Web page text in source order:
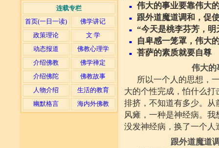
连载专栏
首页(一日一读)
佛学讲记
政策理论
文 学
动态报道
佛教心理学
介绍佛教
佛学禅定
介绍佛陀
佛教故事
人物介绍
生活的教育
幽默格言
海内外佛教
■ 伟大的事业要靠伟大
■ 跟外道魔道调和，促
■ “今天是桃李芬芳，明
■ 自卑感一笼罩，伟大
■
菩萨的素质就要自尊
伟大的
所以一个人的思想，
大的个性完成，怕什么
排挤，不知道有多少。
风瘫，一种是神经病。
没发神经病，换了一个
跟外道魔道